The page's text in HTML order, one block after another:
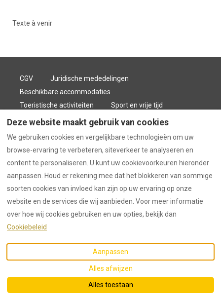
Texte à venir
CGV
Juridische mededelingen
Beschikbare accommodaties
Toeristische activiteiten
Sport en vrije tijd
Stuur een bericht
Nederlands EUR +33 4 28 40 00 84
Saint-Alban-Auriolles.
E-mail
contact@auriolles.fr
©2026Auriolles.frAlle
rechten voorbehouden
Aangedreven door Lodgify
Deze website maakt gebruik van cookies
We gebruiken cookies en vergelijkbare technologieën om uw
browse-ervaring te verbeteren, siteverkeer te analyseren en
content te personaliseren. U kunt uw cookievoorkeuren hieronder
aanpassen. Houd er rekening mee dat het blokkeren van sommige
soorten cookies van invloed kan zijn op uw ervaring op onze
website en de services die wij aanbieden. Voor meer informatie
over hoe wij cookies gebruiken en uw opties, bekijk dan
Cookiebeleid
Aanpassen
Alles afwijzen
Alles toestaan